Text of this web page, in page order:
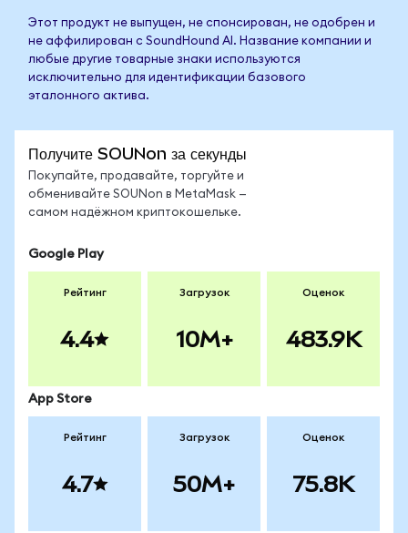
Этот продукт не выпущен, не спонсирован, не одобрен и
не аффилирован с SoundHound AI. Название компании и
любые другие товарные знаки используются
исключительно для идентификации базового
эталонного актива.
Получите SOUNon за секунды
Покупайте, продавайте, торгуйте и
обменивайте SOUNon в MetaMask —
самом надёжном криптокошельке.
Google Play
Рейтинг
4.4
Загрузок
10M+
Оценок
483.9K
App Store
Рейтинг
4.7
Загрузок
50M+
Оценок
75.8K